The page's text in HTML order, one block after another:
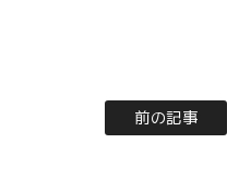
前の記事